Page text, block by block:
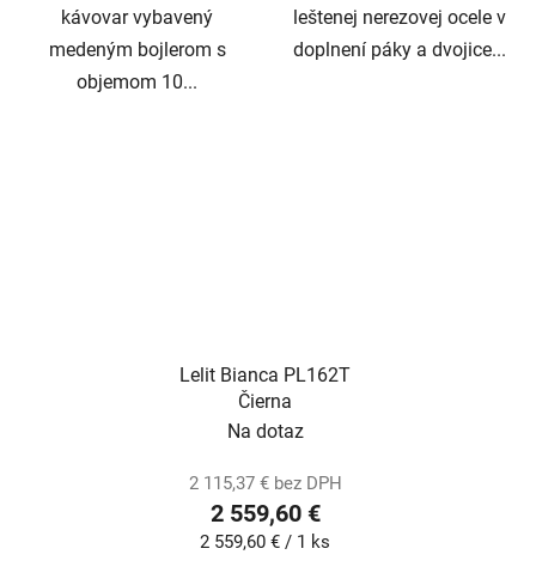
kávovar vybavený
medeným bojlerom s
objemom 10...
leštenej nerezovej ocele v
doplnení páky a dvojice...
Lelit Bianca PL162T
Čierna
Na dotaz
2 115,37 € bez DPH
2 559,60 €
Jednotková
2 559,60 € / 1 ks